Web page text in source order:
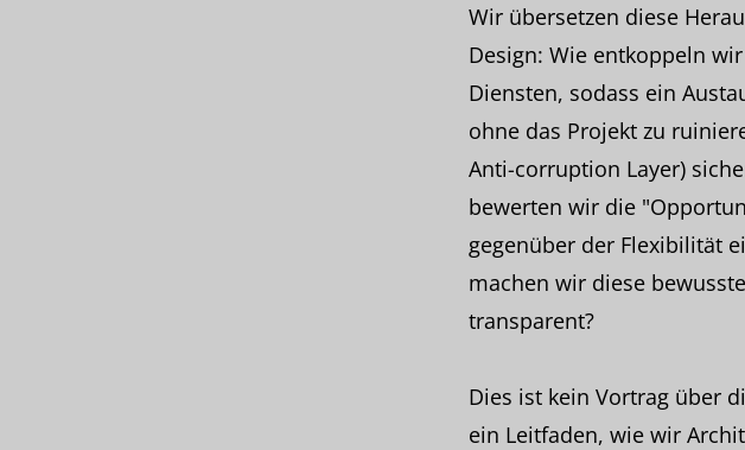
Wir übersetzen diese
Design: Wie entkoppeln
Diensten, sodass ein
ohne das Projekt zu
Anti-corruption Layer)
bewerten wir die
gegenüber der Flexibilität
machen wir diese
transparent?
Dies ist kein Vortrag über
ein Leitfaden, wie wir